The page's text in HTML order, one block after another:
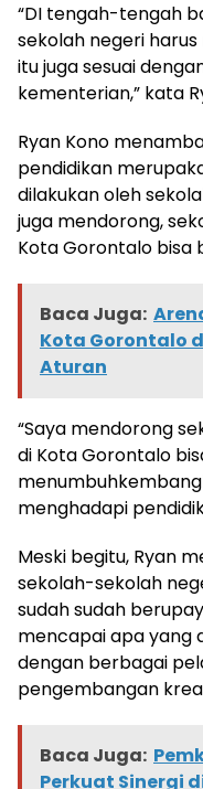
“DI tengah-tengah
sekolah negeri
itu juga sesuai
kementerian,” kata
Ryan Kono
pendidikan
dilakukan oleh
juga mendorong,
Kota Gorontalo bisa
Baca Juga:
Kota Gorontalo
Aturan
“Saya mendorong
di Kota Gorontalo
menghadapi
Meski begitu, Ryan
sekolah-sekolah
sudah sudah
mencapai apa yang
dengan berbagai
pengembangan
Baca Juga:
Perkuat Sinergi